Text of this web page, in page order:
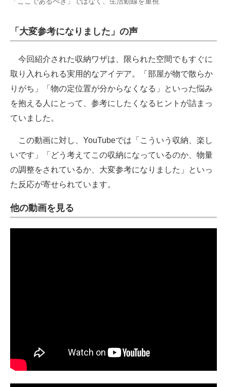
「大変参考になりました」の声
今回紹介された収納ワザは、限られた空間でもすぐに
取り入れられる実用的なアイデア。「部屋が物で散らか
りがち」「物の定位置が分からなくなる」といった悩み
を抱える人にとって、参考にしたくなるヒントが詰まっ
ていました。
この動画に対し、YouTubeでは「こういう収納、楽し
いです」「どう考えてこの収納になっているのか、物量
の調整をされているか、大変参考になりました」といっ
た反応が寄せられています。
他の動画を見る